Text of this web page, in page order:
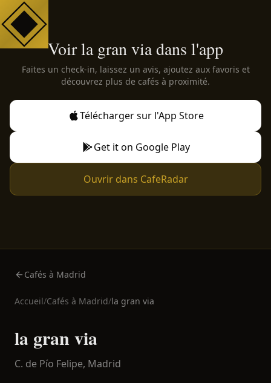
Voir la gran via dans l'app
Faites un check-in, laissez un avis, ajoutez aux favoris et
découvrez plus de cafés à proximité.
Télécharger sur l'App Store
Get it on Google Play
Ouvrir dans CafeRadar
Cafés à Madrid
Accueil/Cafés à Madrid/la gran via
la gran via
C. de Pío Felipe, Madrid